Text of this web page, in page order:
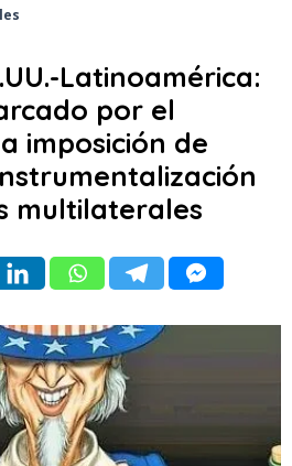
Latinoamérica:
por el
imposición de
multilaterales